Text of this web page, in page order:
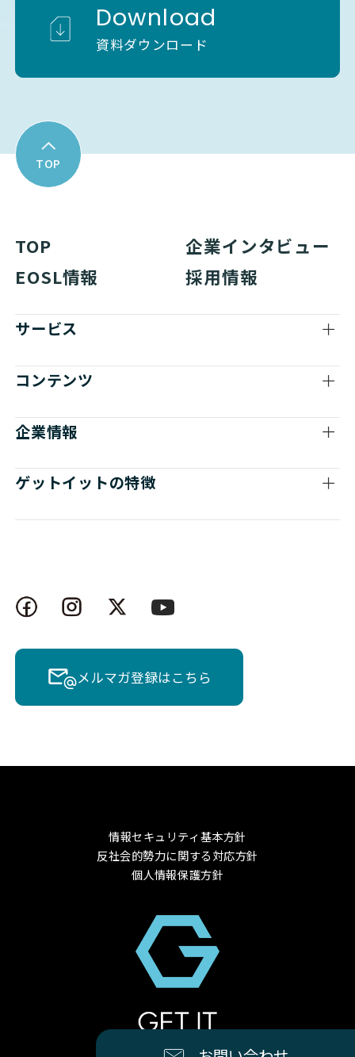
Download
資料ダウンロード
TOP
TOP
企業インタビュー
EOSL情報
採用情報
サービス
コンテンツ
企業情報
ゲットイットの特徴
メルマガ登録はこちら
情報セキュリティ基本方針
反社会的勢力に関する対応方針
個人情報保護方針